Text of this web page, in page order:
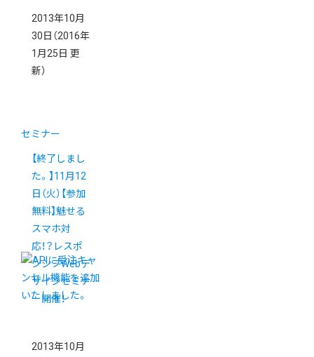
2013年10月
30日 （2016年
1月25日 更
新）
セミナー
【終了しまし
た。】11月12
日（火）【参加
無料】魅せる
スマホ対
応！？レスポ
ンシブWebデ
ザインセミナ
ー開催！
2013年10月